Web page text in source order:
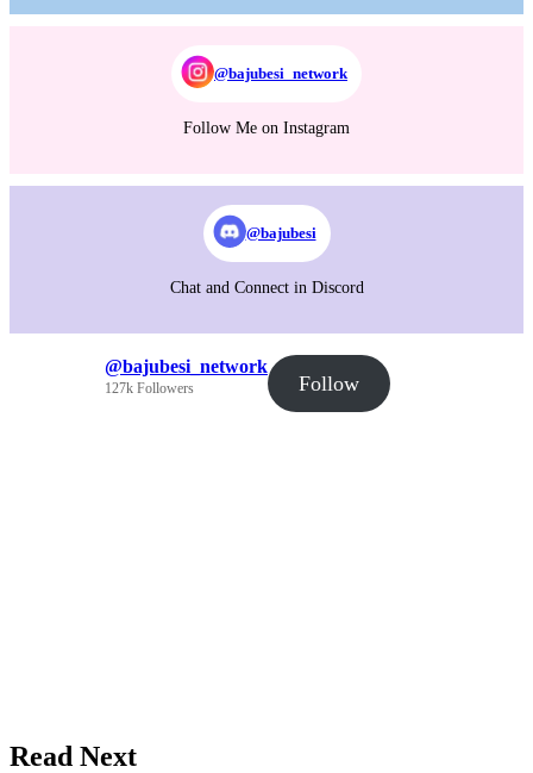
@bajubesi_network
Follow Me on Instagram
@bajubesi
Chat and Connect in Discord
@bajubesi_network
127k Followers Follow
Read Next